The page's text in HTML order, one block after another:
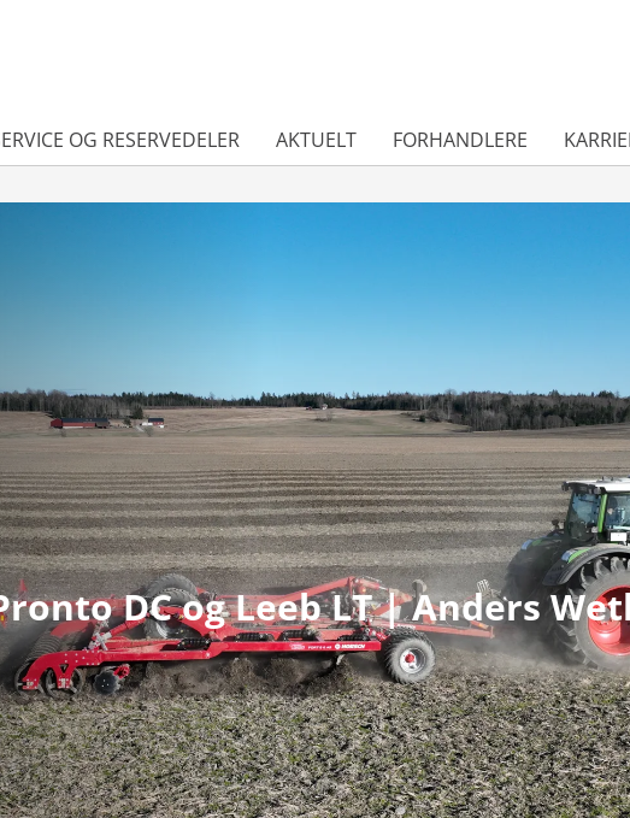
OG RESERVEDELER AKTUELT FORHANDLERE
DC og Leeb LT | Anders